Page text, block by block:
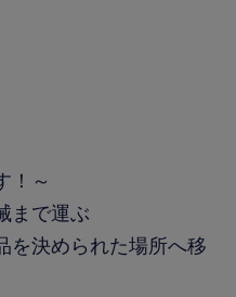
！～
まで運ぶ
を決められた場所へ移